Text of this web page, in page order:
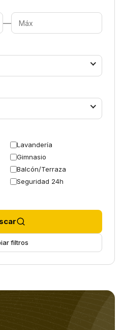
—
Lavandería
Gimnasio
Balcón/Terraza
Seguridad 24h
filtros